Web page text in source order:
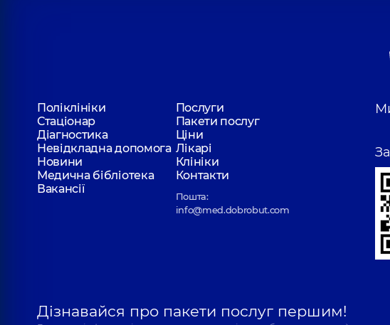
Поліклініки
Послуги
Стаціонар
Пакети послуг
Діагностика
Ціни
Невідкладна допомога Лікарі
Новини
Клініки
Медична бібліотека
Контакти
Вакансії
Пошта:
info@med.dobrobut.com
Дізнавайся про пакети послуг першим!